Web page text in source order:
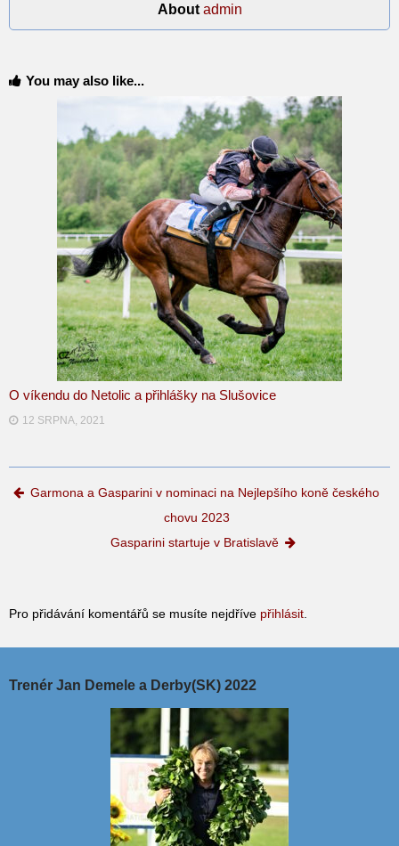
About admin
You may also like...
O víkendu do Netolic a přihlášky na Slušovice
12 SRPNA, 2021
Post navigation
Garmona a Gasparini v nominaci na Nejlepšího koně českého
chovu 2023
Gasparini startuje v Bratislavě
Pro přidávání komentářů se musíte nejdříve přihlásit
Trenér Jan Demele a Derby(SK) 2022